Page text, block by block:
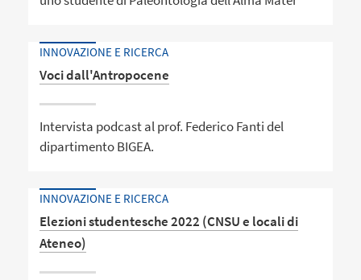
INNOVAZIONE E RICERCA
Voci dall'Antropocene
Intervista podcast al prof. Federico Fanti del
dipartimento BIGEA.
INNOVAZIONE E RICERCA
Elezioni studentesche 2022 (CNSU e locali di
Ateneo)